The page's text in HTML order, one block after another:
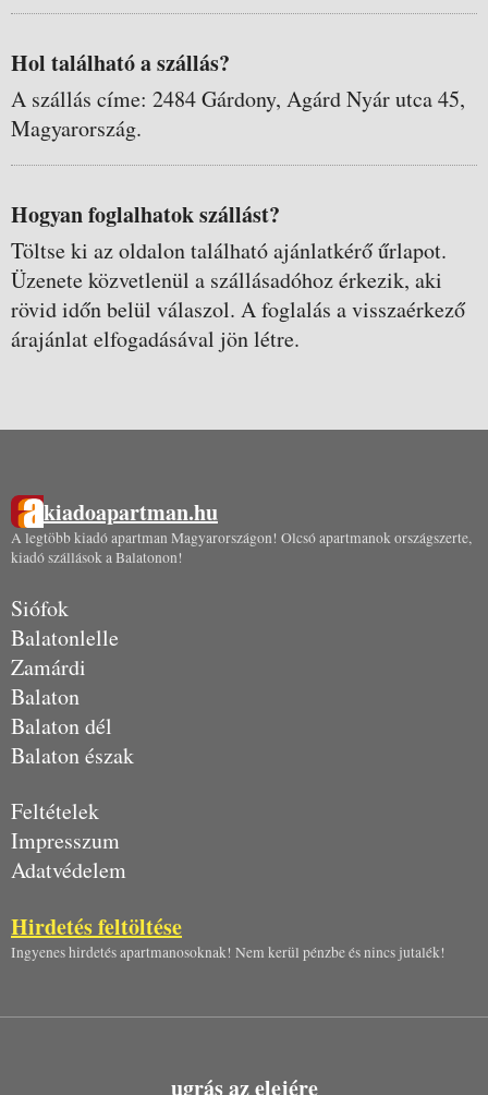
Hol található a szállás?
A szállás címe: 2484 Gárdony, Agárd Nyár utca 45,
Magyarország.
Hogyan foglalhatok szállást?
Töltse ki az oldalon található ajánlatkérő űrlapot.
Üzenete közvetlenül a szállásadóhoz érkezik, aki
rövid időn belül válaszol. A foglalás a visszaérkező
árajánlat elfogadásával jön létre.
kiadoapartman.hu
A legtöbb kiadó apartman Magyarországon! Olcsó apartmanok országszerte,
kiadó szállások a Balatonon!
Siófok
Balatonlelle
Zamárdi
Balaton
Balaton dél
Balaton észak
Feltételek
Impresszum
Adatvédelem
Hirdetés feltöltése
Ingyenes hirdetés apartmanosoknak! Nem kerül pénzbe és nincs jutalék!
ugrás az elejére